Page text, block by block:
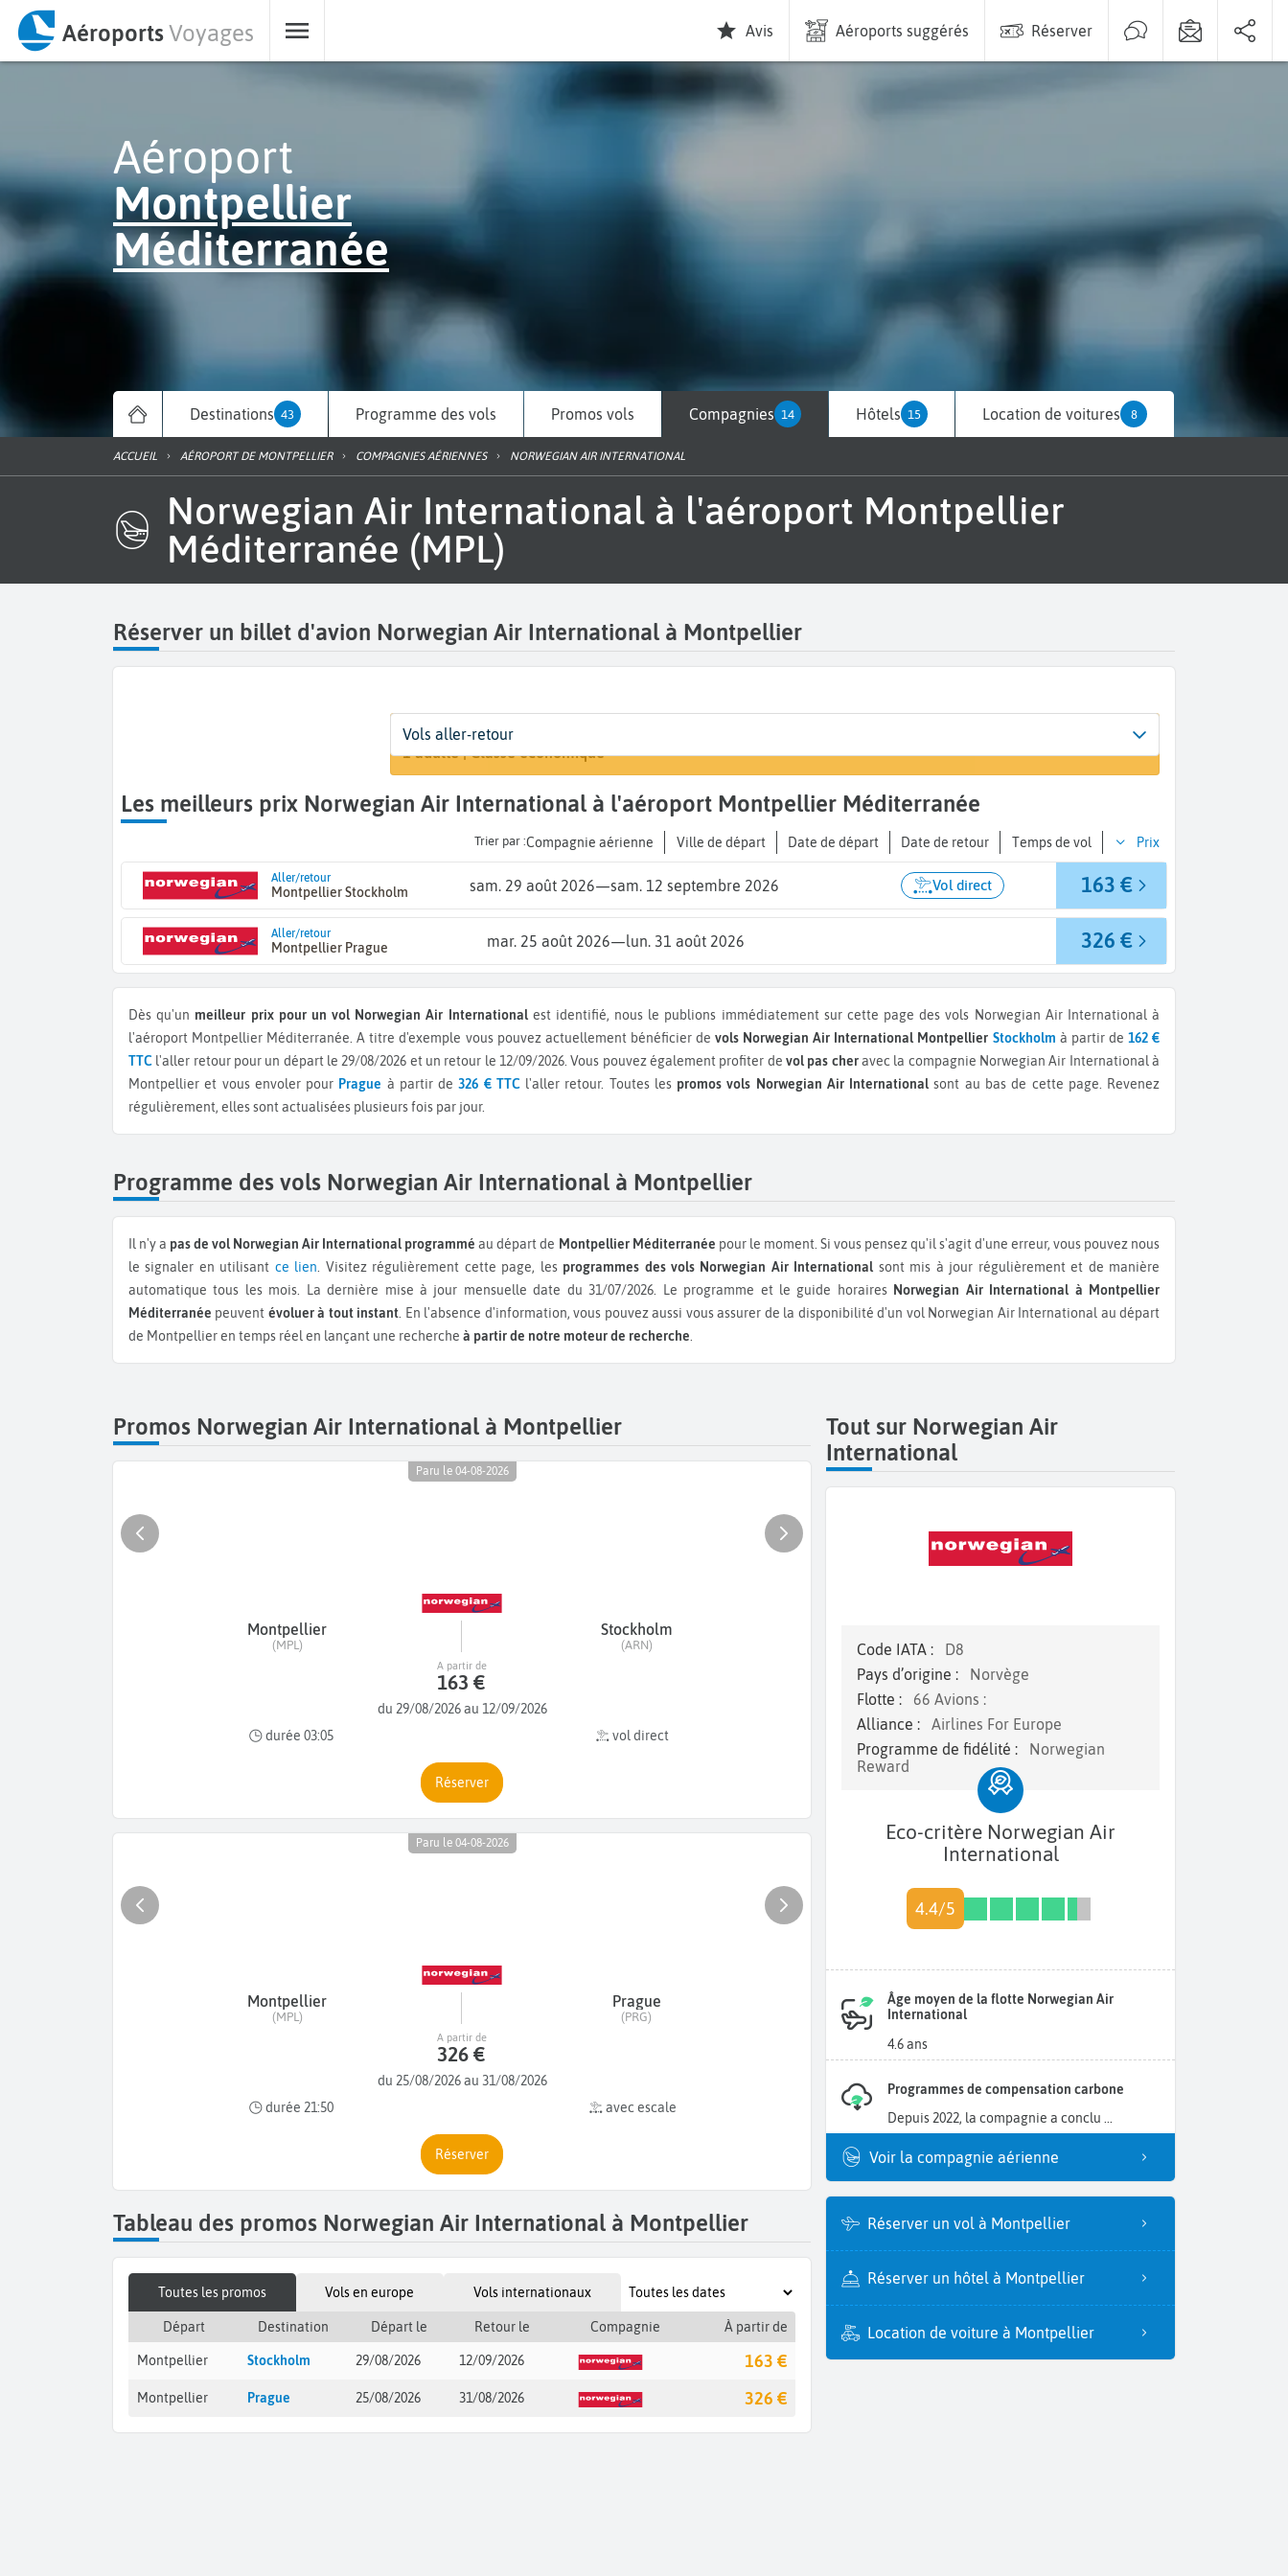
AéroportsVoyages Avis Aéroports suggérés Réserver
Aéroport
Montpellier
Méditerranée
Destinations 43 Programme des vols Promos vols Compagnies 14 Hôtels 15 Location de voitures 8
ACCUEIL AÉROPORT DE MONTPELLIER COMPAGNIES AÉRIENNES NORWEGIAN AIR INTERNATIONAL
Norwegian Air International à l'aéroport Montpellier
Méditerranée (MPL)
Réserver un billet d'avion Norwegian Air International à Montpellier
Départ
Montpellier Méditerranée (MPL) A...
Dates
Dates de votre voyage
Voyageurs | Classe
1 adulte | Classe économique
Vols aller-retour
Les meilleurs prix Norwegian Air International à l'aéroport Montpellier Méditerranée
Trier par : Compagnie aérienne Ville de départ Date de départ Date de retour Temps de vol Prix
Aller/retour
Montpellier Stockholm sam. 29 août 2026—sam. 12 septembre 2026 Vol direct 163 €
Aller/retour
Montpellier Prague mar. 25 août 2026—lun. 31 août 2026 326 €
Dès qu'un meilleur prix pour un vol Norwegian Air Internationalest identifié, nous le publions immédiatement sur cette page des vols Norwegian Air International à
l'aéroport Montpellier Méditerranée.A titre d'exemple vous pouvez actuellement bénéficier devols Norwegian Air International Montpellier Stockholm à partir de 162 €
TTC l'aller retour pour un départ le 29/08/2026 et un retour le 12/09/2026.Vous pouvez également profiter devol pas cheravec la compagnie Norwegian Air International à
Montpellier et vous envoler pour Prague à partir de326 € TTCl'aller retour. Toutes les promos vols Norwegian Air International sont au bas de cette page. Revenez
régulièrement, elles sont actualisées plusieurs fois par jour.
Programme des vols Norwegian Air International à Montpellier
Il n'y a pas de vol Norwegian Air International programmé au départ de Montpellier Méditerranée pour le moment. Si vous pensez qu'il s'agit d'une erreur, vous pouvez nous
le signaler en utilisant ce lien . Visitez régulièrement cette page, les programmes des vols Norwegian Air International sont mis à jour régulièrement et de manière
automatique tous les mois. La dernière mise à jour mensuelle date du 31/07/2026. Le programme et le guide horaires Norwegian Air International à Montpellier
Méditerranée peuvent évoluer à tout instant . En l'absence d'information, vous pouvez aussi vous assurer de la disponibilité d'un vol Norwegian Air International au départ
de Montpellier en temps réel en lançant une recherche à partir de notre moteur de recherche
Promos Norwegian Air International à Montpellier
Paru le 04-08-2026
Montpellier
(MPL)
Stockholm
(ARN)
du 29/08/2026 au 12/09/2026
durée 03:05
vol direct
A partir de
163 €
Réserver
Paru le 04-08-2026
Montpellier
(MPL)
Prague
(PRG)
du 25/08/2026 au 31/08/2026
durée 21:50
avec escale
A partir de
326 €
Réserver
Tableau des promos Norwegian Air International à Montpellier
Toutes les promos Vols en europe Vols internationaux
Départ Destination Départ le Retour le Compagnie À partir de
Montpellier Stockholm 29/08/2026 12/09/2026 163 €
Montpellier Prague 25/08/2026 31/08/2026 326 €
Tout sur Norwegian Air
International
Code IATA :
D8
Pays d’origine :
Norvège
Flotte :
66 Avions :
Alliance :
Airlines For Europe
Programme de fidélité :
Norwegian
Reward
Eco-critère Norwegian Air
International
4.4/5
Âge moyen de la flotte Norwegian Air
International
4.6 ans
Programmes de compensation carbone
Depuis 2022, la compagnie a conclu ...
Voir la compagnie aérienne
Réserver un vol à Montpellier
Réserver un hôtel à Montpellier
Location de voiture à Montpellier